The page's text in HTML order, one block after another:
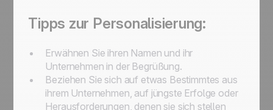
Tipps zur Personalisierung:
Erwähnen Sie ihren Namen und ihr
Unternehmen in der Begrüßung.
Beziehen Sie sich auf etwas Bestimmtes aus
ihrem Unternehmen, auf jüngste Erfolge oder
Herausforderungen, denen sie sich stellen